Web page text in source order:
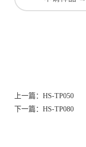
上一篇： HS-TP050
下一篇： HS-TP080